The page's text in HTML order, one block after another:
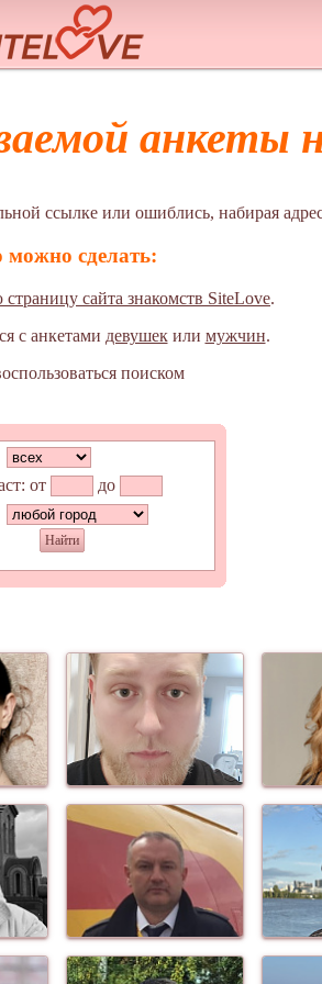
анкеты
ссылке или ошиблись, набирая
можно сделать:
страницу сайта знакомств SiteLove.
с анкетами девушекили мужчин.
поиском
от
до
Найти